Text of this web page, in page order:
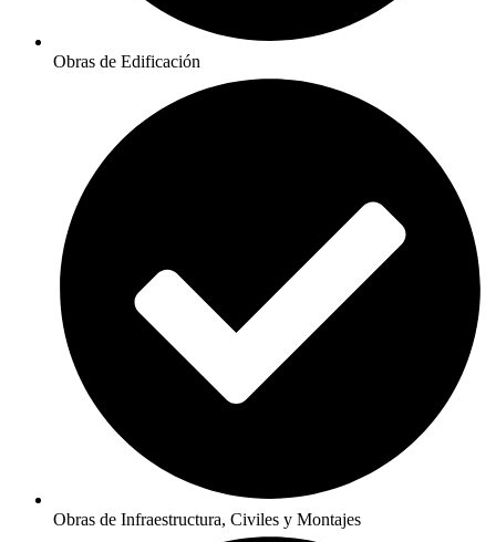
Obras de Edificación
Obras de Infraestructura, Civiles y Montajes